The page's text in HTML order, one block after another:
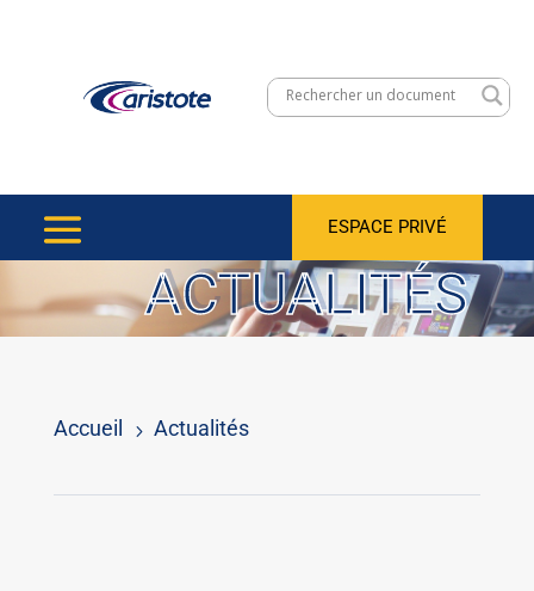
ESPACE PRIVÉ
ACTUALITÉS
Accueil 5 Actualités